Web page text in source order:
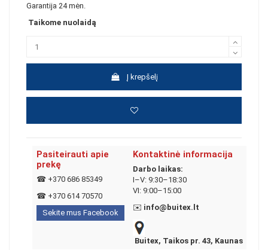
Garantija 24 mėn.
Taikome nuolaidą
Į krepšelį
Pasiteirauti apie
prekę
☎ +370 686 85349
☎ +370 614 70570
Sekite mus Facebook
Kontaktinė informacija
Darbo laikas:
I–V: 9:30–18:30
VI: 9:00–15:00
✉️ info@buitex.lt
Buitex, Taikos pr. 43, Kaunas